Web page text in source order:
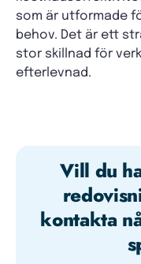
som är utformade
behov. Det är ett
stor skillnad för
efterlevnad.
Vill du
kontakta